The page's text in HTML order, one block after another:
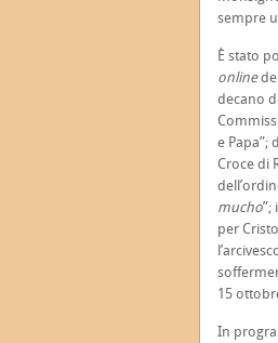
sempre
È stato
online
decano
e Papa”;
Croce di
mucho”;
per
15
In